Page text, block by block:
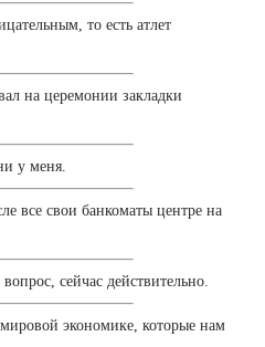
то есть атлет
на церемонии закладки
у меня.
все свои банкоматы центре на
сейчас действительно.
экономике, которые нам